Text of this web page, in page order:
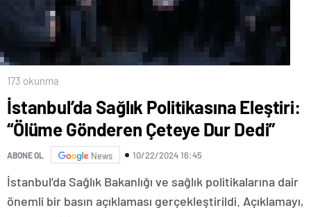
173 okunma
İstanbul’da Sağlık Politikasına Eleştiri:
“Ölüme Gönderen Çeteye Dur Dedi”
ABONE OL News 10/22/2024 16:45
İstanbul’da Sağlık Bakanlığı ve sağlık politikalarına dair
önemli bir basın açıklaması gerçekleştirildi. Açıklamayı,